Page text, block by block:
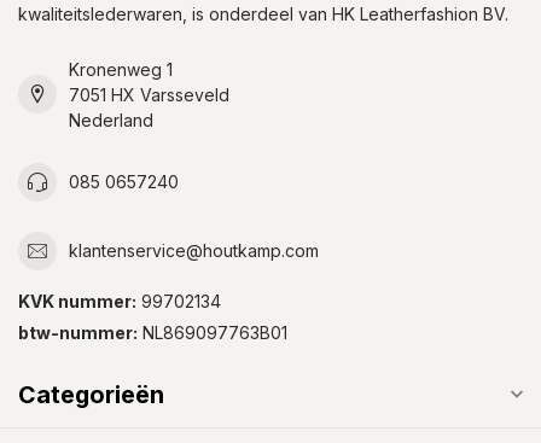
kwaliteitslederwaren, is onderdeel van HK Leatherfashion BV.
Kronenweg 1
7051 HX Varsseveld
Nederland
085 0657240
klantenservice@houtkamp.com
KVK nummer: 99702134
btw-nummer: NL869097763B01
Categorieën